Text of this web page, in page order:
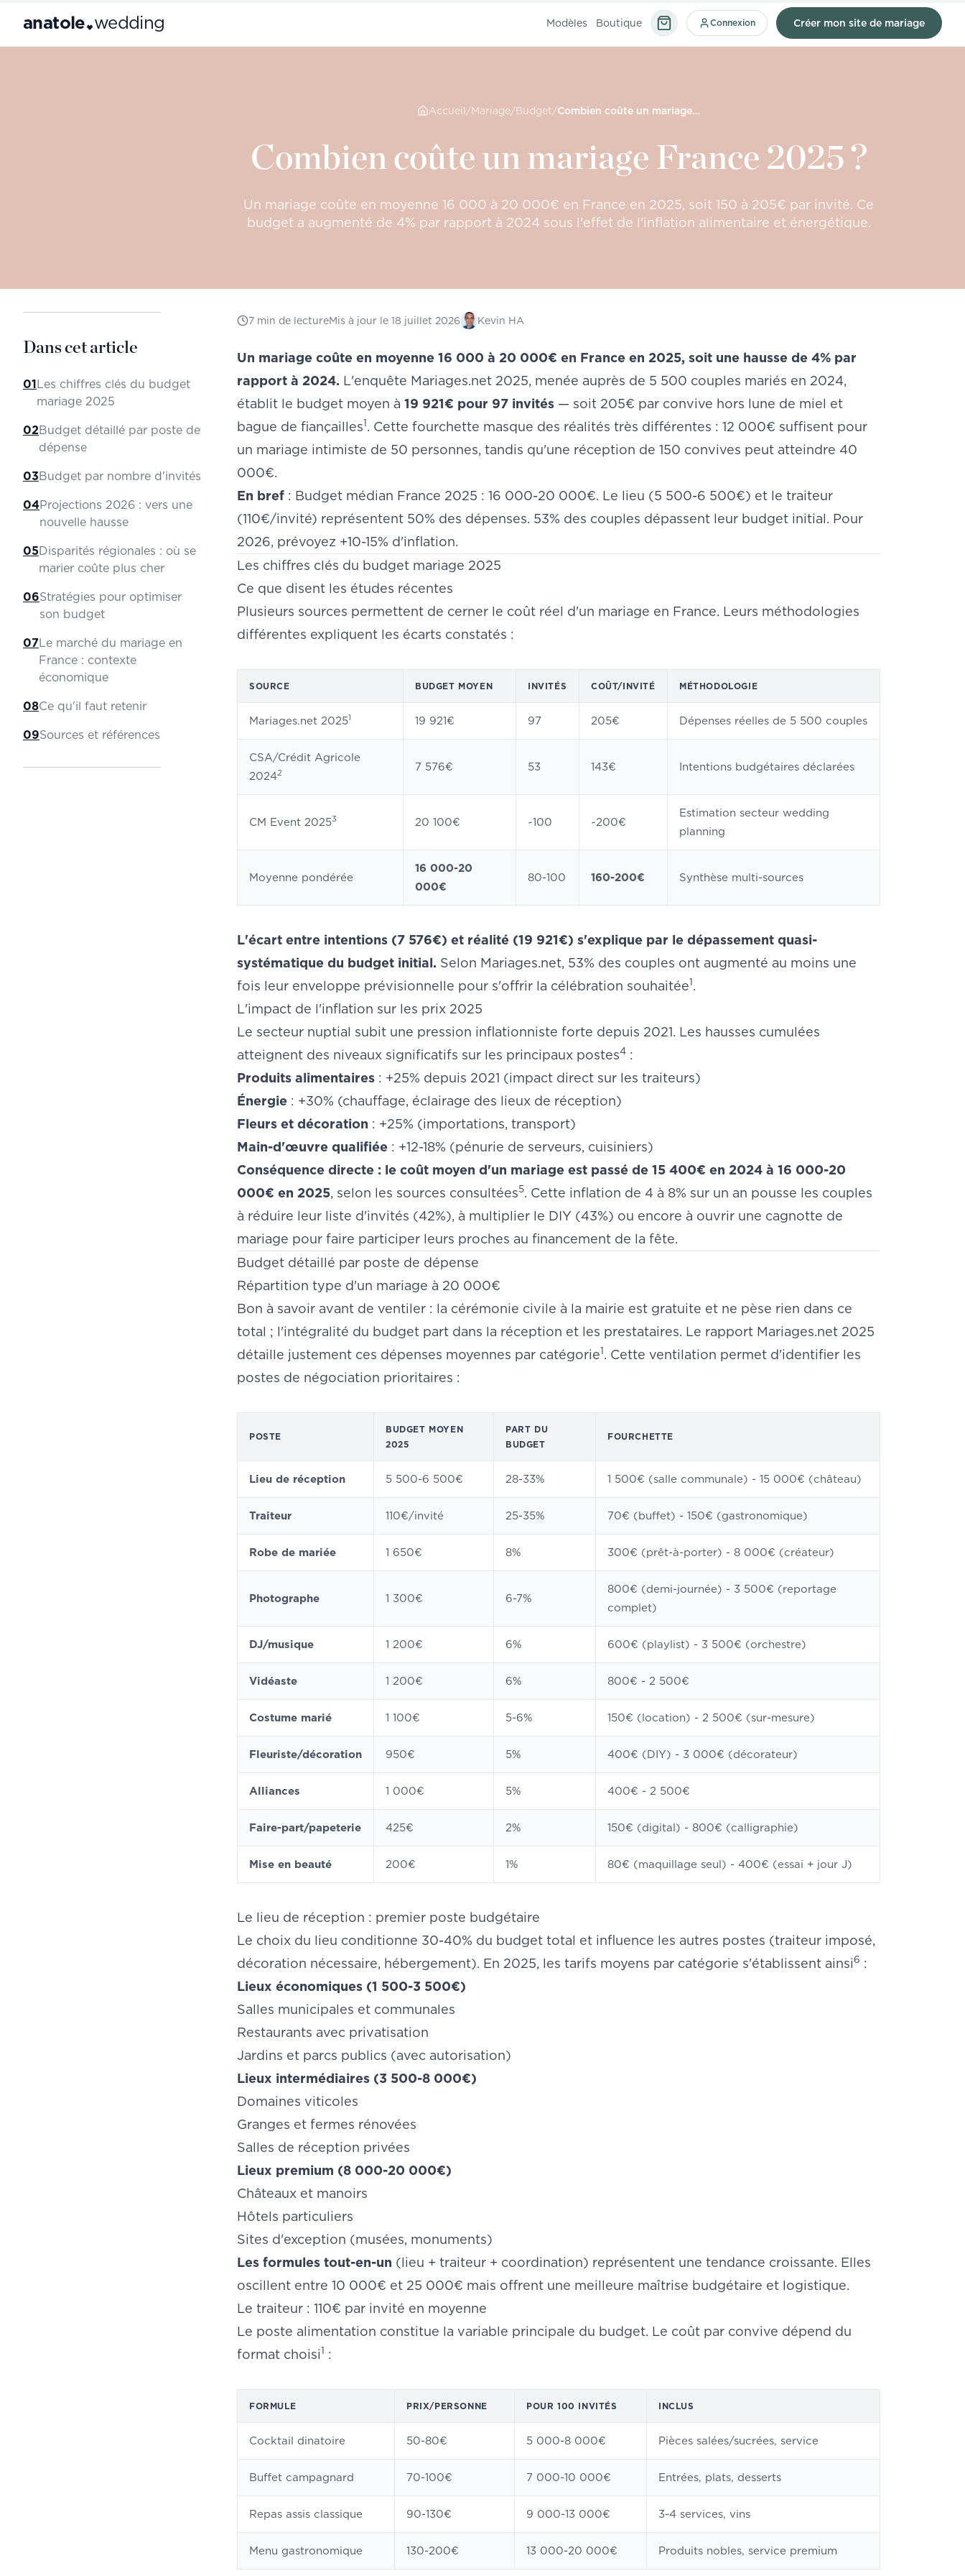
anatole wedding Modèles Boutique Connexion Créer mon site de mariage
Accueil/Mariage/Budget/ Combien coûte un mariage France 2025 ?
Combien coûte un mariage France 2025 ?
Un mariage coûte en moyenne 16 000 à 20 000€ en France en 2025, soit 150 à 205€ par invité. Ce
budget a augmenté de 4% par rapport à 2024 sous l'effet de l'inflation alimentaire et énergétique.
Dans cet article
01Les chiffres clés du budget
mariage 2025
02Budget détaillé par poste de
dépense
03Budget par nombre d'invités
04Projections 2026 : vers une
nouvelle hausse
05Disparités régionales : où se
marier coûte plus cher
06Stratégies pour optimiser
son budget
07Le marché du mariage en
France : contexte
économique
08Ce qu'il faut retenir
09Sources et références
7 min de lectureMis à jour le 18 juillet 2026 Kevin HA
Un mariage coûte en moyenne 16 000 à 20 000€ en France en 2025, soit une hausse de 4% par
rapport à 2024. L'enquête Mariages.net 2025, menée auprès de 5 500 couples mariés en 2024,
établit le budget moyen à 19 921€ pour 97 invités — soit 205€ par convive hors lune de miel et
bague de fiançailles1. Cette fourchette masque des réalités très différentes : 12 000€ suffisent pour
un mariage intimiste de 50 personnes, tandis qu'une réception de 150 convives peut atteindre 40
000€.
En bref : Budget médian France 2025 : 16 000-20 000€. Le lieu (5 500-6 500€) et le traiteur
(110€/invité) représentent 50% des dépenses. 53% des couples dépassent leur budget initial. Pour
2026, prévoyez +10-15% d'inflation.
Les chiffres clés du budget mariage 2025
Ce que disent les études récentes
Plusieurs sources permettent de cerner le coût réel d'un mariage en France. Leurs méthodologies
différentes expliquent les écarts constatés :
SOURCE BUDGET MOYEN INVITÉS COÛT/INVITÉ MÉTHODOLOGIE
Mariages.net 20251 19 921€ 97 205€ Dépenses réelles de 5 500 couples
CSA/Crédit Agricole
20242 7 576€ 53 143€ Intentions budgétaires déclarées
CM Event 20253 20 100€ ~100 ~200€
Estimation secteur wedding
planning
Moyenne pondérée
16 000-20
000€
80-100 160-200€ Synthèse multi-sources
L'écart entre intentions (7 576€) et réalité (19 921€) s'explique par le dépassement quasi-
systématique du budget initial. Selon Mariages.net, 53% des couples ont augmenté au moins une
fois leur enveloppe prévisionnelle pour s'offrir la célébration souhaitée1.
L'impact de l'inflation sur les prix 2025
Le secteur nuptial subit une pression inflationniste forte depuis 2021. Les hausses cumulées
atteignent des niveaux significatifs sur les principaux postes4 :
Produits alimentaires : +25% depuis 2021 (impact direct sur les traiteurs)
Énergie : +30% (chauffage, éclairage des lieux de réception)
Fleurs et décoration : +25% (importations, transport)
Main-d'œuvre qualifiée : +12-18% (pénurie de serveurs, cuisiniers)
Conséquence directe : le coût moyen d'un mariage est passé de 15 400€ en 2024 à 16 000-20
000€ en 2025, selon les sources consultées5. Cette inflation de 4 à 8% sur un an pousse les couples
à réduire leur liste d'invités (42%), à multiplier le DIY (43%) ou encore à ouvrir une cagnotte de
mariage pour faire participer leurs proches au financement de la fête.
Budget détaillé par poste de dépense
Répartition type d'un mariage à 20 000€
Bon à savoir avant de ventiler : la cérémonie civile à la mairie est gratuite et ne pèse rien dans ce
total ; l'intégralité du budget part dans la réception et les prestataires. Le rapport Mariages.net 2025
détaille justement ces dépenses moyennes par catégorie1. Cette ventilation permet d'identifier les
postes de négociation prioritaires :
POSTE
BUDGET MOYEN
2025
PART DU
BUDGET
FOURCHETTE
Lieu de réception 5 500-6 500€ 28-33% 1 500€ (salle communale) - 15 000€ (château)
Traiteur 110€/invité 25-35% 70€ (buffet) - 150€ (gastronomique)
Robe de mariée 1 650€ 8% 300€ (prêt-à-porter) - 8 000€ (créateur)
Photographe 1 300€ 6-7%
800€ (demi-journée) - 3 500€ (reportage
complet)
DJ/musique 1 200€ 6% 600€ (playlist) - 3 500€ (orchestre)
Vidéaste 1 200€ 6% 800€ - 2 500€
Costume marié 1 100€ 5-6% 150€ (location) - 2 500€ (sur-mesure)
Fleuriste/décoration 950€ 5% 400€ (DIY) - 3 000€ (décorateur)
Alliances 1 000€ 5% 400€ - 2 500€
Faire-part/papeterie 425€ 2% 150€ (digital) - 800€ (calligraphie)
Mise en beauté 200€ 1% 80€ (maquillage seul) - 400€ (essai + jour J)
Le lieu de réception : premier poste budgétaire
Le choix du lieu conditionne 30-40% du budget total et influence les autres postes (traiteur imposé,
décoration nécessaire, hébergement). En 2025, les tarifs moyens par catégorie s'établissent ainsi6 :
Lieux économiques (1 500-3 500€)
Salles municipales et communales
Restaurants avec privatisation
Jardins et parcs publics (avec autorisation)
Lieux intermédiaires (3 500-8 000€)
Domaines viticoles
Granges et fermes rénovées
Salles de réception privées
Lieux premium (8 000-20 000€)
Châteaux et manoirs
Hôtels particuliers
Sites d'exception (musées, monuments)
Les formules tout-en-un (lieu + traiteur + coordination) représentent une tendance croissante. Elles
oscillent entre 10 000€ et 25 000€ mais offrent une meilleure maîtrise budgétaire et logistique.
Le traiteur : 110€ par invité en moyenne
Le poste alimentation constitue la variable principale du budget. Le coût par convive dépend du
format choisi1 :
FORMULE PRIX/PERSONNE POUR 100 INVITÉS INCLUS
Cocktail dinatoire 50-80€ 5 000-8 000€ Pièces salées/sucrées, service
Buffet campagnard 70-100€ 7 000-10 000€ Entrées, plats, desserts
Repas assis classique 90-130€ 9 000-13 000€ 3-4 services, vins
Menu gastronomique 130-200€ 13 000-20 000€ Produits nobles, service premium